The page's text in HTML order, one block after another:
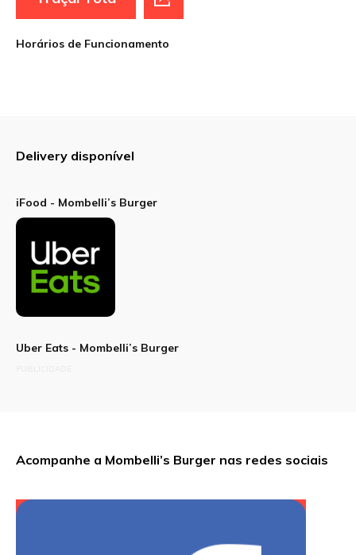
Sua avaliação
Horários de Funcionamento
Delivery disponível
iFood - Mombelli’s Burger
Uber Eats - Mombelli’s Burger
Acompanhe a Mombelli’s Burger nas redes sociais